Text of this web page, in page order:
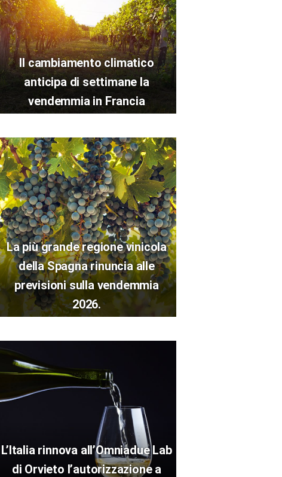
Il cambiamento climatico
anticipa di settimane la
vendemmia in Francia
La più grande regione vinicola
della Spagna rinuncia alle
previsioni sulla vendemmia
2026.
L’Italia rinnova all’Omniadue Lab
di Orvieto l’autorizzazione a